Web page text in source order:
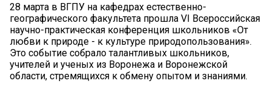
28 марта в ВГПУ на кафедрах естественно-
географического факультета прошла VI Всероссийская
научно-практическая конференция школьников «От
любви к природе - к культуре природопользования».
Это событие собрало талантливых школьников,
учителей и ученых из Воронежа и Воронежской
области, стремящихся к обмену опытом и знаниями.